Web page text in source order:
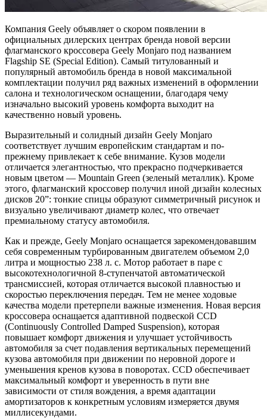
Компания Geely объявляет о скором появлении в
официальных дилерских центрах бренда новой версии
флагманского кроссовера Geely Monjaro под названием
Flagship SE (Special Edition). Самый титулованный и
популярный автомобиль бренда в новой максимальной
комплектации получил ряд важных изменений в оформлении
салона и технологическом оснащении, благодаря чему
изначально высокий уровень комфорта выходит на
качественно новый уровень.
Выразительный и солидный дизайн Geely Monjaro
соответствует лучшим европейским стандартам и по-
прежнему привлекает к себе внимание. Кузов модели
отличается элегантностью, что прекрасно подчеркивается
новым цветом — Mountain Green (зеленый металлик). Кроме
этого, флагманский кроссовер получил иной дизайн колесных
дисков 20”: тонкие спицы образуют симметричный рисунок и
визуально увеличивают диаметр колес, что отвечает
премиальному статусу автомобиля.
Как и прежде, Geely Monjaro оснащается зарекомендовавшим
себя современным турбированным двигателем объемом 2,0
литра и мощностью 238 л. с. Мотор работает в паре с
высокотехнологичной 8-ступенчатой автоматической
трансмиссией, которая отличается высокой плавностью и
скоростью переключения передач. Тем не менее ходовые
качества модели претерпели важные изменения. Новая версия
кроссовера оснащается адаптивной подвеской CCD
(Continuously Controlled Damped Suspension), которая
повышает комфорт движения и улучшает устойчивость
автомобиля за счет подавления вертикальных перемещений
кузова автомобиля при движении по неровной дороге и
уменьшения кренов кузова в поворотах. CCD обеспечивает
максимальный комфорт и уверенность в пути вне
зависимости от стиля вождения, а время адаптации
амортизаторов к конкретным условиям измеряется двумя
миллисекундами.